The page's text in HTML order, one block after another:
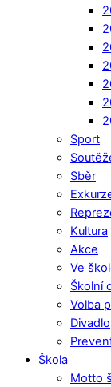
Sport
Sběr
Kultura
Akce
Ve
Školní
Volba
Divadlo
Škola
Motto